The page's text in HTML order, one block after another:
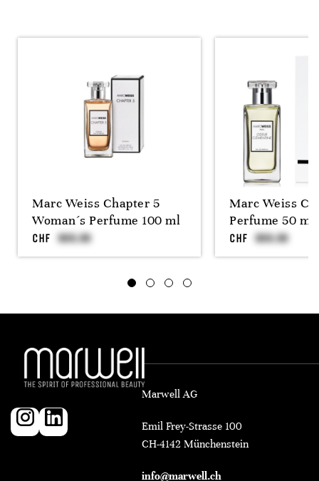
Marc Weiss Chapter 5
Woman´s Perfume 100 ml
CHF
Marc Weiss
Perfume 50 ml
CHF
Marwell AG
Emil Frey-Strasse 100
CH-4142 Münchenstein
info@marwell.ch